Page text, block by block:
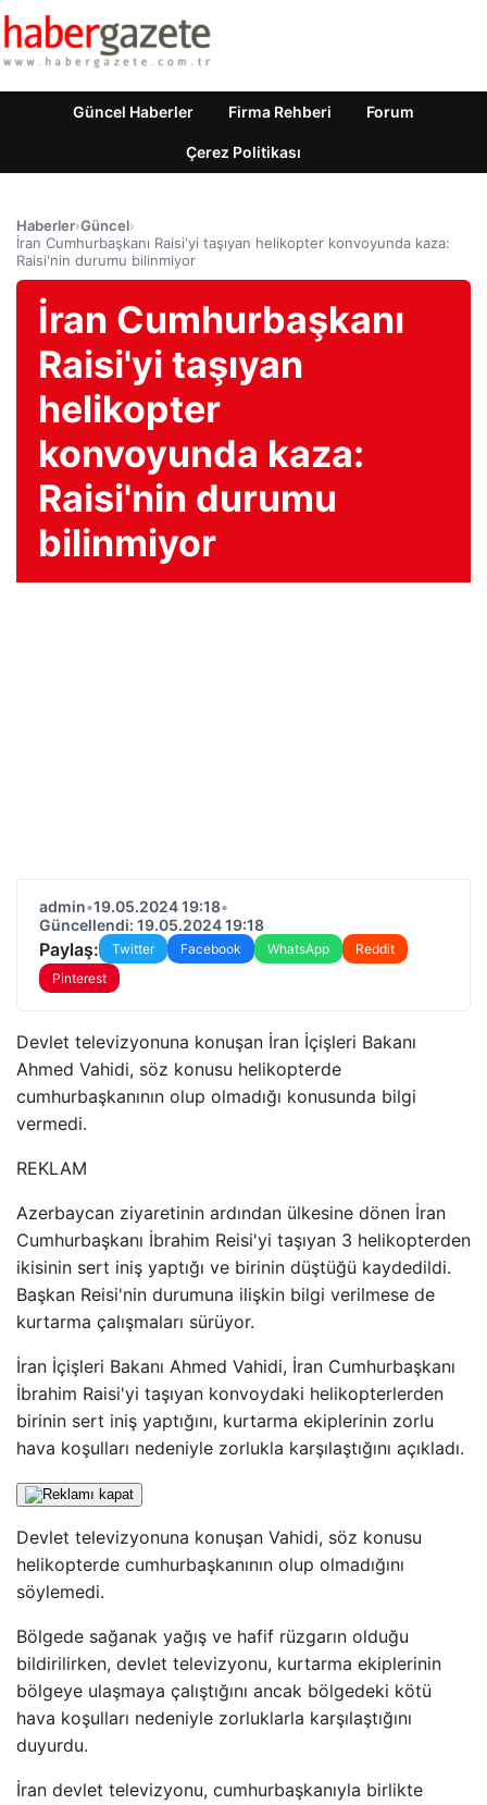
Güncel Haberler Firma Rehberi Forum
Çerez Politikası
Haberler›Güncel›
İran Cumhurbaşkanı Raisi'yi taşıyan helikopter konvoyunda kaza:
Raisi'nin durumu bilinmiyor
İran Cumhurbaşkanı
Raisi'yi taşıyan
helikopter
konvoyunda kaza:
Raisi'nin durumu
bilinmiyor
admin•19.05.2024 19:18•
Güncellendi: 19.05.2024 19:18
Paylaş: Twitter Facebook WhatsApp
Reddit
Pinterest
Devlet televizyonuna konuşan İran İçişleri Bakanı
Ahmed Vahidi, söz konusu helikopterde
cumhurbaşkanının olup olmadığı konusunda bilgi
vermedi.
REKLAM
Azerbaycan ziyaretinin ardından ülkesine dönen İran
Cumhurbaşkanı İbrahim Reisi'yi taşıyan 3 helikopterden
ikisinin sert iniş yaptığı ve birinin düştüğü kaydedildi.
Başkan Reisi'nin durumuna ilişkin bilgi verilmese de
kurtarma çalışmaları sürüyor.
İran İçişleri Bakanı Ahmed Vahidi, İran Cumhurbaşkanı
İbrahim Raisi'yi taşıyan konvoydaki helikopterlerden
birinin sert iniş yaptığını, kurtarma ekiplerinin zorlu
hava koşulları nedeniyle zorlukla karşılaştığını açıkladı.
Devlet televizyonuna konuşan Vahidi, söz konusu
helikopterde cumhurbaşkanının olup olmadığını
söylemedi.
Bölgede sağanak yağış ve hafif rüzgarın olduğu
bildirilirken, devlet televizyonu, kurtarma ekiplerinin
bölgeye ulaşmaya çalıştığını ancak bölgedeki kötü
hava koşulları nedeniyle zorluklarla karşılaştığını
duyurdu.
İran devlet televizyonu, cumhurbaşkanıyla birlikte